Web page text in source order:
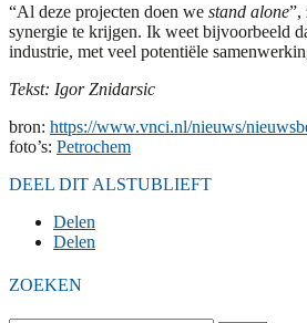
“Al deze projecten doen we stand alone”,
synergie te krijgen. Ik weet bijvoorbeeld
industrie, met veel potentiële
Tekst: Igor Znidarsic
bron: https://www.vnci.nl/nieuws/
foto’s: Petrochem
DEEL DIT ALSTUBLIEFT
Delen
Delen
ZOEKEN